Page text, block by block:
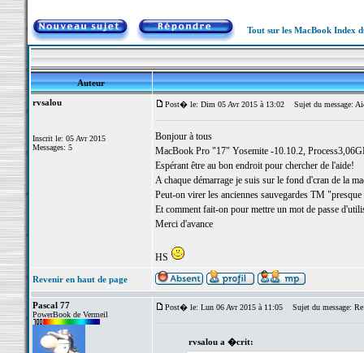
Tout sur les MacBook Index
Auteur
rvsalou
Inscrit le: 05 Avr 2015
Messages: 5
Post� le: Dim 05 Avr 2015 à 13:02 Sujet du message:
Bonjour à tous
MacBook Pro "17" Yosemite -10.10.2,
Espérant être au bon endroit pour chercher de l'aide!
A chaque démarrage je suis sur le fond d'cran de la
Peut-on virer les anciennes sauvegardes TM
Et comment fait-on pour mettre un mot de passe
Merci d'avance
HS
Revenir en haut de page
Pascal 77
PowerBook de Vermeil
Post� le: Lun 06 Avr 2015 à 11:05 Sujet du message:
rvsalou a �crit: